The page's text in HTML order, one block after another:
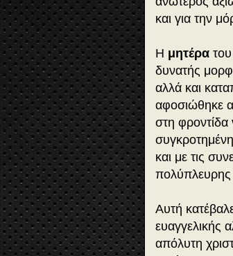
και για την
Η μητέρα
δυνατής
αλλά και
αφοσιώθηκε
στη φροντίδα
και με τις
πολύπλευρης
Αυτή
ευαγγελικής
απόλυτη